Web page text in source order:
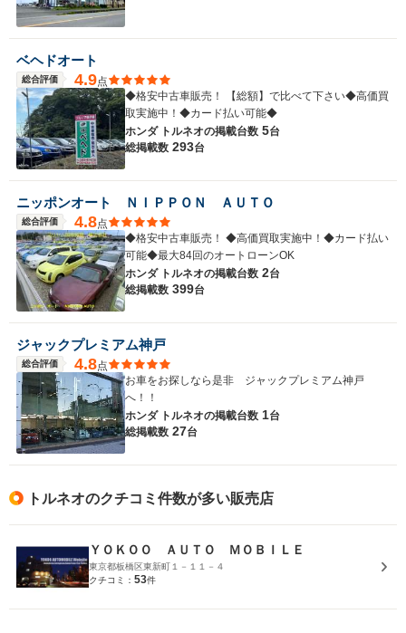
ベヘドオート
総合評価 4.9点
◆格安中古車販売！ 【総額】で比べて下さい◆高価買
取実施中！◆カード払い可能◆
ホンダ トルネオの掲載台数 5台
総掲載数 293台
ニッポンオート ＮＩＰＰＯＮ ＡＵＴＯ
総合評価 4.8点
◆格安中古車販売！ ◆高価買取実施中！◆カード払い
可能◆最大84回のオートローンOK
ホンダ トルネオの掲載台数 2台
総掲載数 399台
ジャックプレミアム神戸
総合評価 4.8点
お車をお探しなら是非 ジャックプレミアム神戸
へ！！
ホンダ トルネオの掲載台数 1台
総掲載数 27台
トルネオのクチコミ件数が多い販売店
ＹＯＫＯＯ ＡＵＴＯ ＭＯＢＩＬＥ
東京都板橋区東新町１－１１－４
クチコミ： 53件